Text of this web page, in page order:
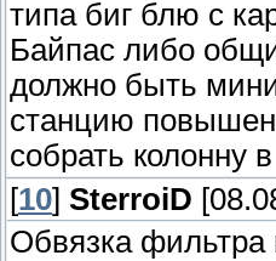
типа биг блю с
Байпас либо
должно быть
станцию
собрать колонну
[10] SterroiD
Обвязка фильтра